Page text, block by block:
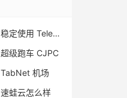
稳定使用 Telegram 方法
超级跑车 CJPC
TabNet 机场
速蛙云怎么样